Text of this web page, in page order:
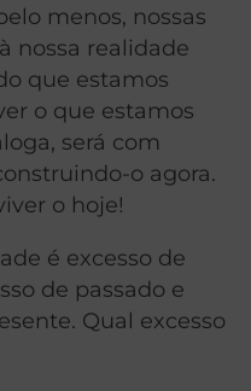
menos, nossas
nossa realidade
que estamos
o que estamos
será com
o agora.
o hoje!
é excesso de
de passado e
Qual excesso